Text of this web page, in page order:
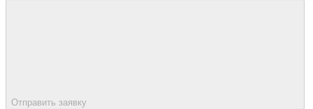
Отправить заявку